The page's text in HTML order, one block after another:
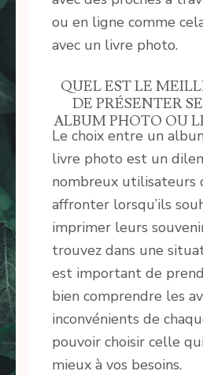
ou en ligne comme
avec un livre photo.
QUEL EST LE
DE PRÉSENTER
ALBUM PHOTO OU
Le choix entre un
livre photo est un
nombreux utilisateurs
affronter lorsqu’ils
imprimer leurs
trouvez dans une
est important de
bien comprendre les
inconvénients de
pouvoir choisir celle
mieux à vos besoins.